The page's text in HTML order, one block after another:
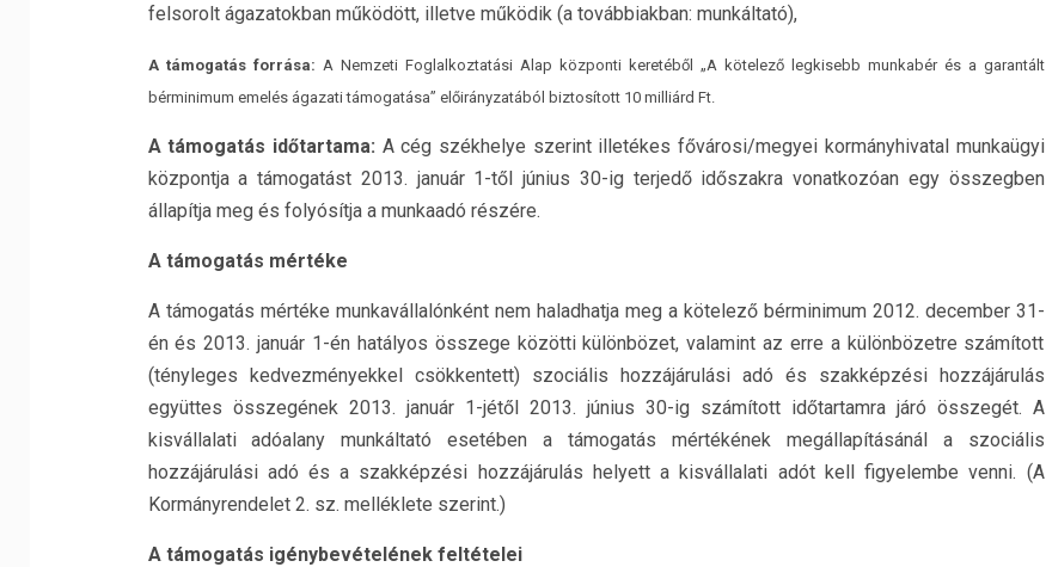
felsorolt ágazatokban működött, illetve működik (a továbbiakban: munkáltató),
A támogatás forrása: A Nemzeti Foglalkoztatási Alap központi keretéből „A kötelező legkisebb munkabér és a garantált
bérminimum emelés ágazati támogatása” előirányzatából biztosított 10 milliárd Ft.
A támogatás időtartama: A cég székhelye szerint illetékes fővárosi/megyei kormányhivatal munkaügyi
központja a támogatást 2013. január 1-től június 30-ig terjedő időszakra vonatkozóan egy összegben
állapítja meg és folyósítja a munkaadó részére.
A támogatás mértéke
A támogatás mértéke munkavállalónként nem haladhatja meg a kötelező bérminimum 2012. december 31-
én és 2013. január 1-én hatályos összege közötti különbözet, valamint az erre a különbözetre számított
(tényleges kedvezményekkel csökkentett) szociális hozzájárulási adó és szakképzési hozzájárulás
együttes összegének 2013. január 1-jétől 2013. június 30-ig számított időtartamra járó összegét. A
kisvállalati adóalany munkáltató esetében a támogatás mértékének megállapításánál a szociális
hozzájárulási adó és a szakképzési hozzájárulás helyett a kisvállalati adót kell figyelembe venni. (A
Kormányrendelet 2. sz. melléklete szerint.)
A támogatás igénybevételének feltételei